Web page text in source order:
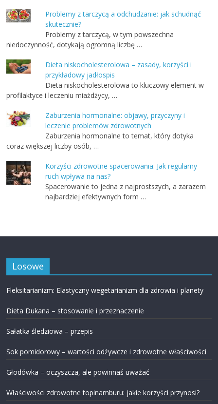
Problemy z tarczycą a odchudzanie: jak schudnąć
skutecznie?
Problemy z tarczycą, w tym powszechna
niedoczynność, dotykają ogromną liczbę …
Dieta niskocholesterolowa – zasady, korzyści i
przykładowy jadłospis
Dieta niskocholesterolowa to kluczowy element w
profilaktyce i leczeniu miażdżycy, …
Zaburzenia hormonalne: objawy, przyczyny i
leczenie problemów zdrowotnych
Zaburzenia hormonalne to temat, który dotyka
coraz większej liczby osób, …
Korzyści zdrowotne spacerowania: Jak regularny
ruch wpływa na nas?
Spacerowanie to jedna z najprostszych, a zarazem
najbardziej efektywnych form …
Losowe
Fleksitarianizm: Elastyczny wegetarianizm dla zdrowia i planety
Dieta Dukana – stosowanie i przeznaczenie
Sałatka śledziowa – przepis
Sok pomidorowy – wartości odżywcze i zdrowotne właściwości
Głodówka – oczyszcza, ale powinnaś uważać
Właściwości zdrowotne topinamburu: jakie korzyści przynosi?